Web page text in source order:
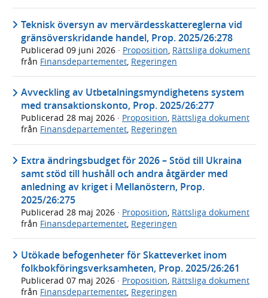
Teknisk översyn av mervärdesskattereglerna vid
gränsöverskridande handel, Prop. 2025/26:278
Publicerad 09 juni 2026 · Proposition Rättsliga dokument
från Finansdepartementet Regeringen
Avveckling av Utbetalningsmyndighetens system
med transaktionskonto, Prop. 2025/26:277
Publicerad 28 maj 2026 · Proposition, Rättsliga dokument
från Finansdepartementet, Regeringen
Extra ändringsbudget för 2026 – Stöd till Ukraina
samt stöd till hushåll och andra åtgärder med
anledning av kriget i Mellanöstern, Prop.
2025/26:275
Publicerad 28 maj 2026 · Proposition, Rättsliga dokument
från Finansdepartementet, Regeringen
Utökade befogenheter för Skatteverket inom
folkbokföringsverksamheten, Prop. 2025/26:261
Publicerad 07 maj 2026 · Proposition Rättsliga dokument
från Finansdepartementet Regeringen